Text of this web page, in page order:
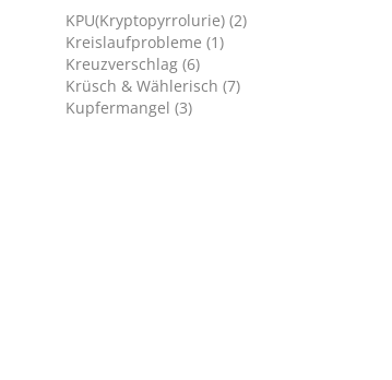
KPU(Kryptopyrrolurie) (2)
Kreislaufprobleme (1)
Kreuzverschlag (6)
Krüsch & Wählerisch (7)
Kupfermangel (3)